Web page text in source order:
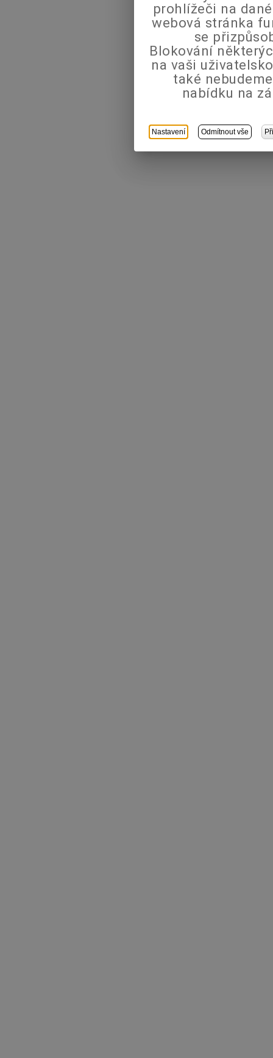
prohlížeči na
webová stránka
se
Blokování
na vaši
také
nabídku na
Nastavení Odmítnout vše